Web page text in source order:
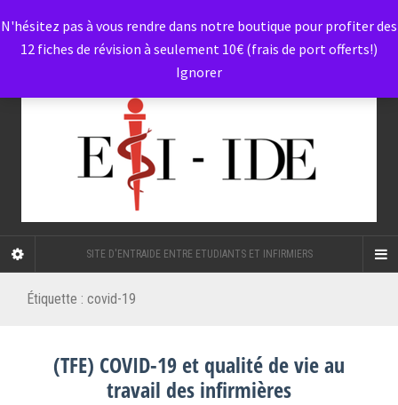
SITE D'ENTRAIDE ENTRE ETUDIANTS ET INFIRMIERS
Étiquette : covid-19
(TFE) COVID-19 et qualité de vie au
travail des infirmières
N'hésitez pas à vous rendre dans notre boutique pour profiter des
12 fiches de révision à seulement 10€ (frais de port offerts!)
Ignorer